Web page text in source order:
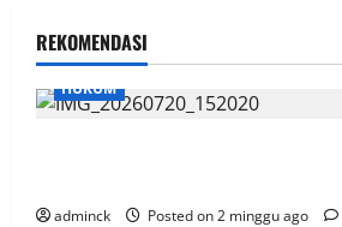
REKOMENDASI
HUKUM
adminck Posted on 2 minggu ago